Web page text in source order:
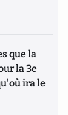
que la
la 3e
ira le